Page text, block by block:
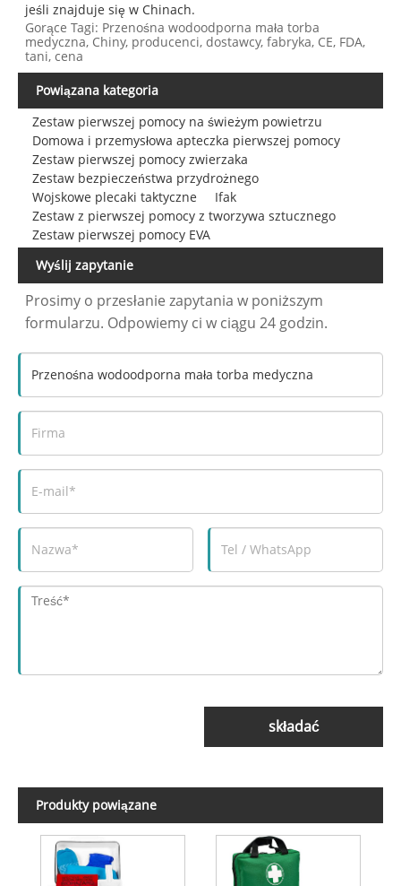
jeśli znajduje się w Chinach.
Gorące Tagi: Przenośna wodoodporna mała torba
medyczna, Chiny, producenci, dostawcy, fabryka, CE, FDA,
tani, cena
Powiązana kategoria
Zestaw pierwszej pomocy na świeżym powietrzu
Domowa i przemysłowa apteczka pierwszej pomocy
Zestaw pierwszej pomocy zwierzaka
Zestaw bezpieczeństwa przydrożnego
Wojskowe plecaki taktyczne
Ifak
Zestaw z pierwszej pomocy z tworzywa sztucznego
Zestaw pierwszej pomocy EVA
Wyślij zapytanie
Prosimy o przesłanie zapytania w poniższym
formularzu. Odpowiemy ci w ciągu 24 godzin.
składać
Produkty powiązane